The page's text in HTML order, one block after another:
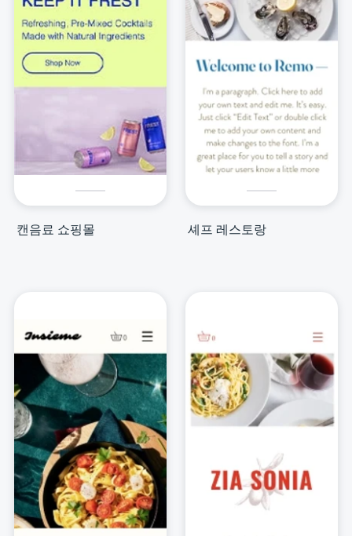
캔음료 쇼핑몰 셰프 레스토랑